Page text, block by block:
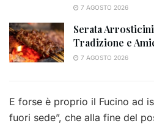
7 AGOSTO 2026
Serata
Tradizione e
7 AGOSTO 2026
E forse è proprio il Fucino ad
fuori sede”, che alla fine del